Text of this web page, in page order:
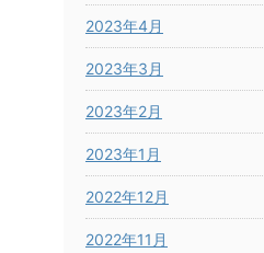
2023年4月
2023年3月
2023年2月
2023年1月
2022年12月
2022年11月